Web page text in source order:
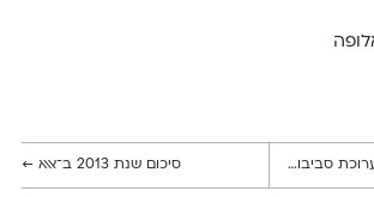
קטנה לחנוכה סיכום שנת 2013 ב־אאא ←